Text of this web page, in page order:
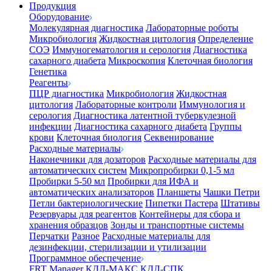
Продукция
Оборудование
Молекулярная диагностика Лабораторные роботы
Микробиология Жидкостная цитология Определение
СОЭ Иммуногематология и серология Диагностика
сахарного диабета Микроскопия Клеточная биология
Генетика
Реагенты
ПЦР диагностика Микробиология Жидкостная
цитология Лабораторные контроли Иммунология и
серология Диагностика латентной туберкулезной
инфекции Диагностика сахарного диабета Группы
крови Клеточная биология Секвенирование
Расходные материалы
Наконечники для дозаторов Расходные материалы для
автоматических систем Микропробирки 0,1-5 мл
Пробирки 5-50 мл Пробирки для ИФА и
автоматических анализаторов Планшеты Чашки Петри
Петли бактериологические Пипетки Пастера Штативы
Резервуары для реагентов Контейнеры для сбора и
хранения образцов Зонды и транспортные системы
Перчатки Разное Расходные материалы для
дезинфекции, стерилизации и утилизации
Программное обеспечение
FRT Manager КДЛ-МАКС КДЛ-СПК